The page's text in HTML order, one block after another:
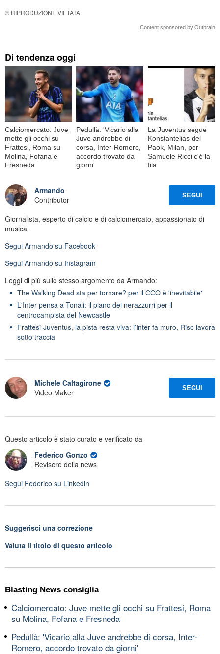
© RIPRODUZIONE VIETATA
Content sponsored by Outbrain
Di tendenza oggi
Calciomercato: Juve
mette gli occhi su
Frattesi, Roma su
Molina, Fofana e
Fresneda
Pedullà: 'Vicario alla
Juve andrebbe di
corsa, Inter-Romero,
accordo trovato da
giorni'
La Juventus segue
Konstantelias del
Paok, Milan, per
Samuele Ricci c'é la
fila
Armando
Contributor
SEGUI
Giornalista, esperto di calcio e di calciomercato, appassionato di
musica.
Segui Armando su Facebook
Segui Armando su Instagram
Leggi di più sullo stesso argomento da Armando:
The Walking Dead sta per tornare? per il CCO è 'inevitabile'
L'Inter pensa a Tonali: il piano dei nerazzurri per il
centrocampista del Newcastle
Frattesi-Juventus, la pista resta viva: l’Inter fa muro, Riso lavora
sotto traccia
Michele Caltagirone
Video Maker
SEGUI
Questo articolo è stato curato e verificato da
Federico Gonzo
Revisore della news
Segui Federico su Linkedin
Suggerisci una correzione
Valuta il titolo di questo articolo
Blasting News consiglia
Calciomercato: Juve mette gli occhi su Frattesi, Roma
su Molina, Fofana e Fresneda
Pedullà: 'Vicario alla Juve andrebbe di corsa, Inter-
Romero, accordo trovato da giorni'